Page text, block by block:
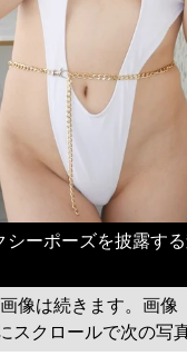
シーポーズを披露す
像は続きます。画像
スクロールで次の写